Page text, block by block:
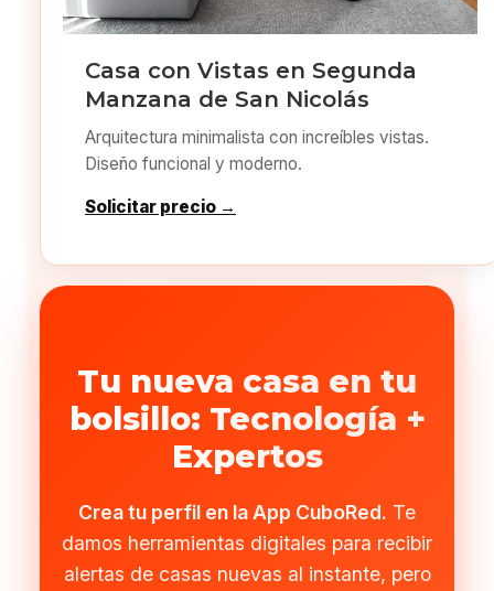
Casa con Vistas en Segunda
Manzana de San Nicolás
Arquitectura minimalista con increíbles vistas.
Diseño funcional y moderno.
Solicitar precio →
Tu nueva casa en tu
bolsillo: Tecnología +
Expertos
Crea tu perfil en la App CuboRed. Te
damos herramientas digitales para recibir
alertas de casas nuevas al instante, pero